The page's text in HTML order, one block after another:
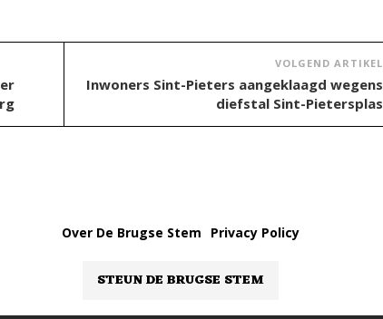
VOLGEND ARTIKEL
Inwoners Sint-Pieters aangeklaagd wegens
diefstal Sint-Pietersplas
Over De Brugse Stem Privacy Policy
STEUN DE BRUGSE STEM